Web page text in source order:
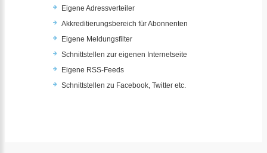
Eigene Adressverteiler
Akkreditierungsbereich für Abonnenten
Eigene Meldungsfilter
Schnittstellen zur eigenen Internetseite
Eigene RSS-Feeds
Schnittstellen zu Facebook, Twitter etc.